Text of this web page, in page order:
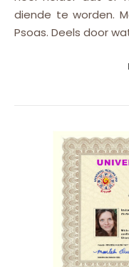
diende te worden.
Psoas. Deels door